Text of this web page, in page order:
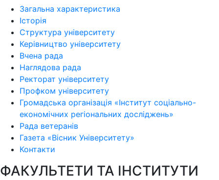
Загальна характеристика
Історія
Структура університету
Керівництво університету
Вчена рада
Наглядова рада
Ректорат університету
Профком університету
Громадська організація «Інститут соціально-
економічних регіональних досліджень»
Рада ветеранів
Газета «Вісник Університету»
Контакти
ФАКУЛЬТЕТИ ТА ІНСТИТУТИ